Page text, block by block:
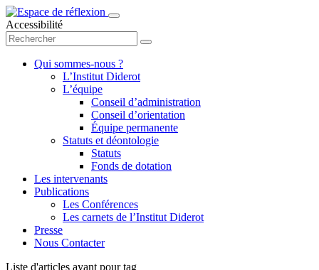
Accessibilité
Qui sommes-nous ?
L’Institut Diderot
L’équipe
Conseil d’administration
Conseil d’orientation
Équipe permanente
Statuts et déontologie
Statuts
Fonds de dotation
Les intervenants
Publications
Les Conférences
Les carnets de l’Institut Diderot
Presse
Nous Contacter
Liste d'articles ayant pour tag